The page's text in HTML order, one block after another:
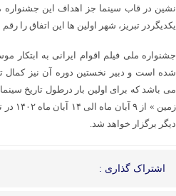
نشین در قاب سینما جز اهداف این جشنواره
یکدیگردر تبریز، شهر اولین ها این اتفاق را
جشنواره ملی فیلم اقوام ایرانی به
شده است و دبیر نخستین دوره آن نیز کمال
می باشد که برای اولین بار‌ درطول تاریخ
دیگر برگزار خواهد شد.
اشتراک گذاری :